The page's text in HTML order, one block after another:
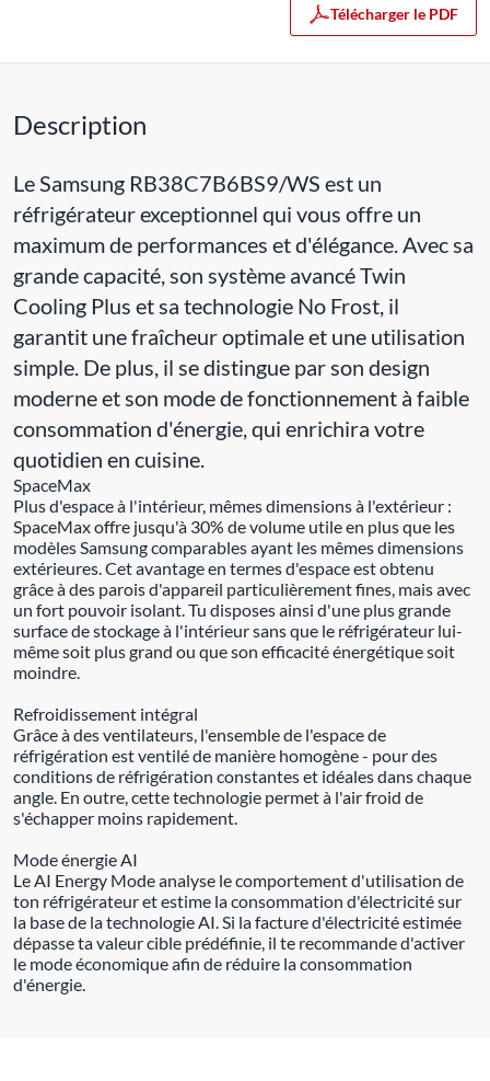
Télécharger le PDF
Description
Le Samsung RB38C7B6BS9/WS est un
réfrigérateur exceptionnel qui vous offre un
maximum de performances et d'élégance. Avec sa
grande capacité, son système avancé Twin
Cooling Plus et sa technologie No Frost, il
garantit une fraîcheur optimale et une utilisation
simple. De plus, il se distingue par son design
moderne et son mode de fonctionnement à faible
consommation d'énergie, qui enrichira votre
quotidien en cuisine.
SpaceMax
Plus d'espace à l'intérieur, mêmes dimensions à l'extérieur :
SpaceMax offre jusqu'à 30% de volume utile en plus que les
modèles Samsung comparables ayant les mêmes dimensions
extérieures. Cet avantage en termes d'espace est obtenu
grâce à des parois d'appareil particulièrement fines, mais avec
un fort pouvoir isolant. Tu disposes ainsi d'une plus grande
surface de stockage à l'intérieur sans que le réfrigérateur lui-
même soit plus grand ou que son efficacité énergétique soit
moindre.
Refroidissement intégral
Grâce à des ventilateurs, l'ensemble de l'espace de
réfrigération est ventilé de manière homogène - pour des
conditions de réfrigération constantes et idéales dans chaque
angle. En outre, cette technologie permet à l'air froid de
s'échapper moins rapidement.
Mode énergie AI
Le AI Energy Mode analyse le comportement d'utilisation de
ton réfrigérateur et estime la consommation d'électricité sur
la base de la technologie AI. Si la facture d'électricité estimée
dépasse ta valeur cible prédéfinie, il te recommande d'activer
le mode économique afin de réduire la consommation
d'énergie.